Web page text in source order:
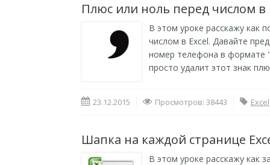
Плюс или ноль перед числом в
В этом уроке расскажу как
числом в Excel. Давайте
номер телефона в формате
просто удалит этот знак
23.12.2015 Просмотров: 38443 Excel
Шапка на каждой странице
В этом уроке расскажу как